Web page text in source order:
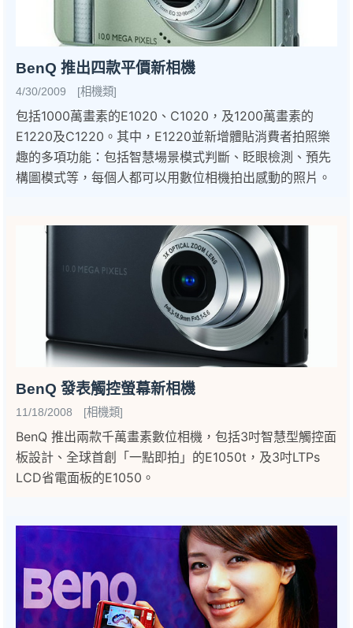
BenQ 推出四款平價新相機
4/30/2009 [相機類]
包括1000萬畫素的E1020、C1020，及1200萬畫素的
E1220及C1220。其中，E1220並新增體貼消費者拍照樂
趣的多項功能：包括智慧場景模式判斷、眨眼檢測、預先
構圖模式等，每個人都可以用數位相機拍出感動的照片。
BenQ 發表觸控螢幕新相機
11/18/2008 [相機類]
BenQ 推出兩款千萬畫素數位相機，包括3吋智慧型觸控面
板設計、全球首創「一點即拍」的E1050t，及3吋LTPs
LCD省電面板的E1050。